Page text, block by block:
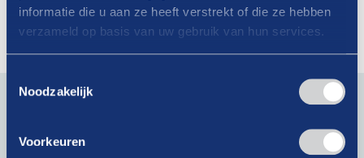
informatie die u aan ze heeft verstrekt of die ze hebben
verzameld op basis van uw gebruik van hun services.
Noodzakelijk
Voorkeuren
Blijf op de hoogte van actueel branchenieuws. Schrijf je
in voor onze nieuwsbrief!
E-